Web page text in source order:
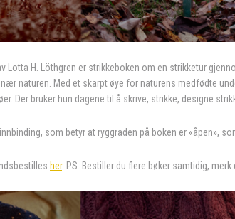
Lotta H. Löthgren er strikkeboken om en strikketur
naturen. Med et skarpt øye for naturens medfødte
Der bruker hun dagene til å skrive, strikke, designe
som betyr at ryggraden på boken er «åpen»,
her. PS. Bestiller du flere bøker samtidig,